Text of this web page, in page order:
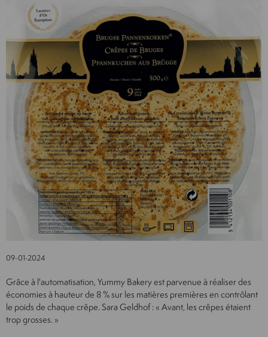
09-01-2024
Grâce à l'automatisation, Yummy Bakery est parvenue à réaliser des
économies à hauteur de 8 % sur les matières premières en contrôlant
le poids de chaque crêpe. Sara Geldhof : « Avant, les crêpes étaient
trop grosses. »